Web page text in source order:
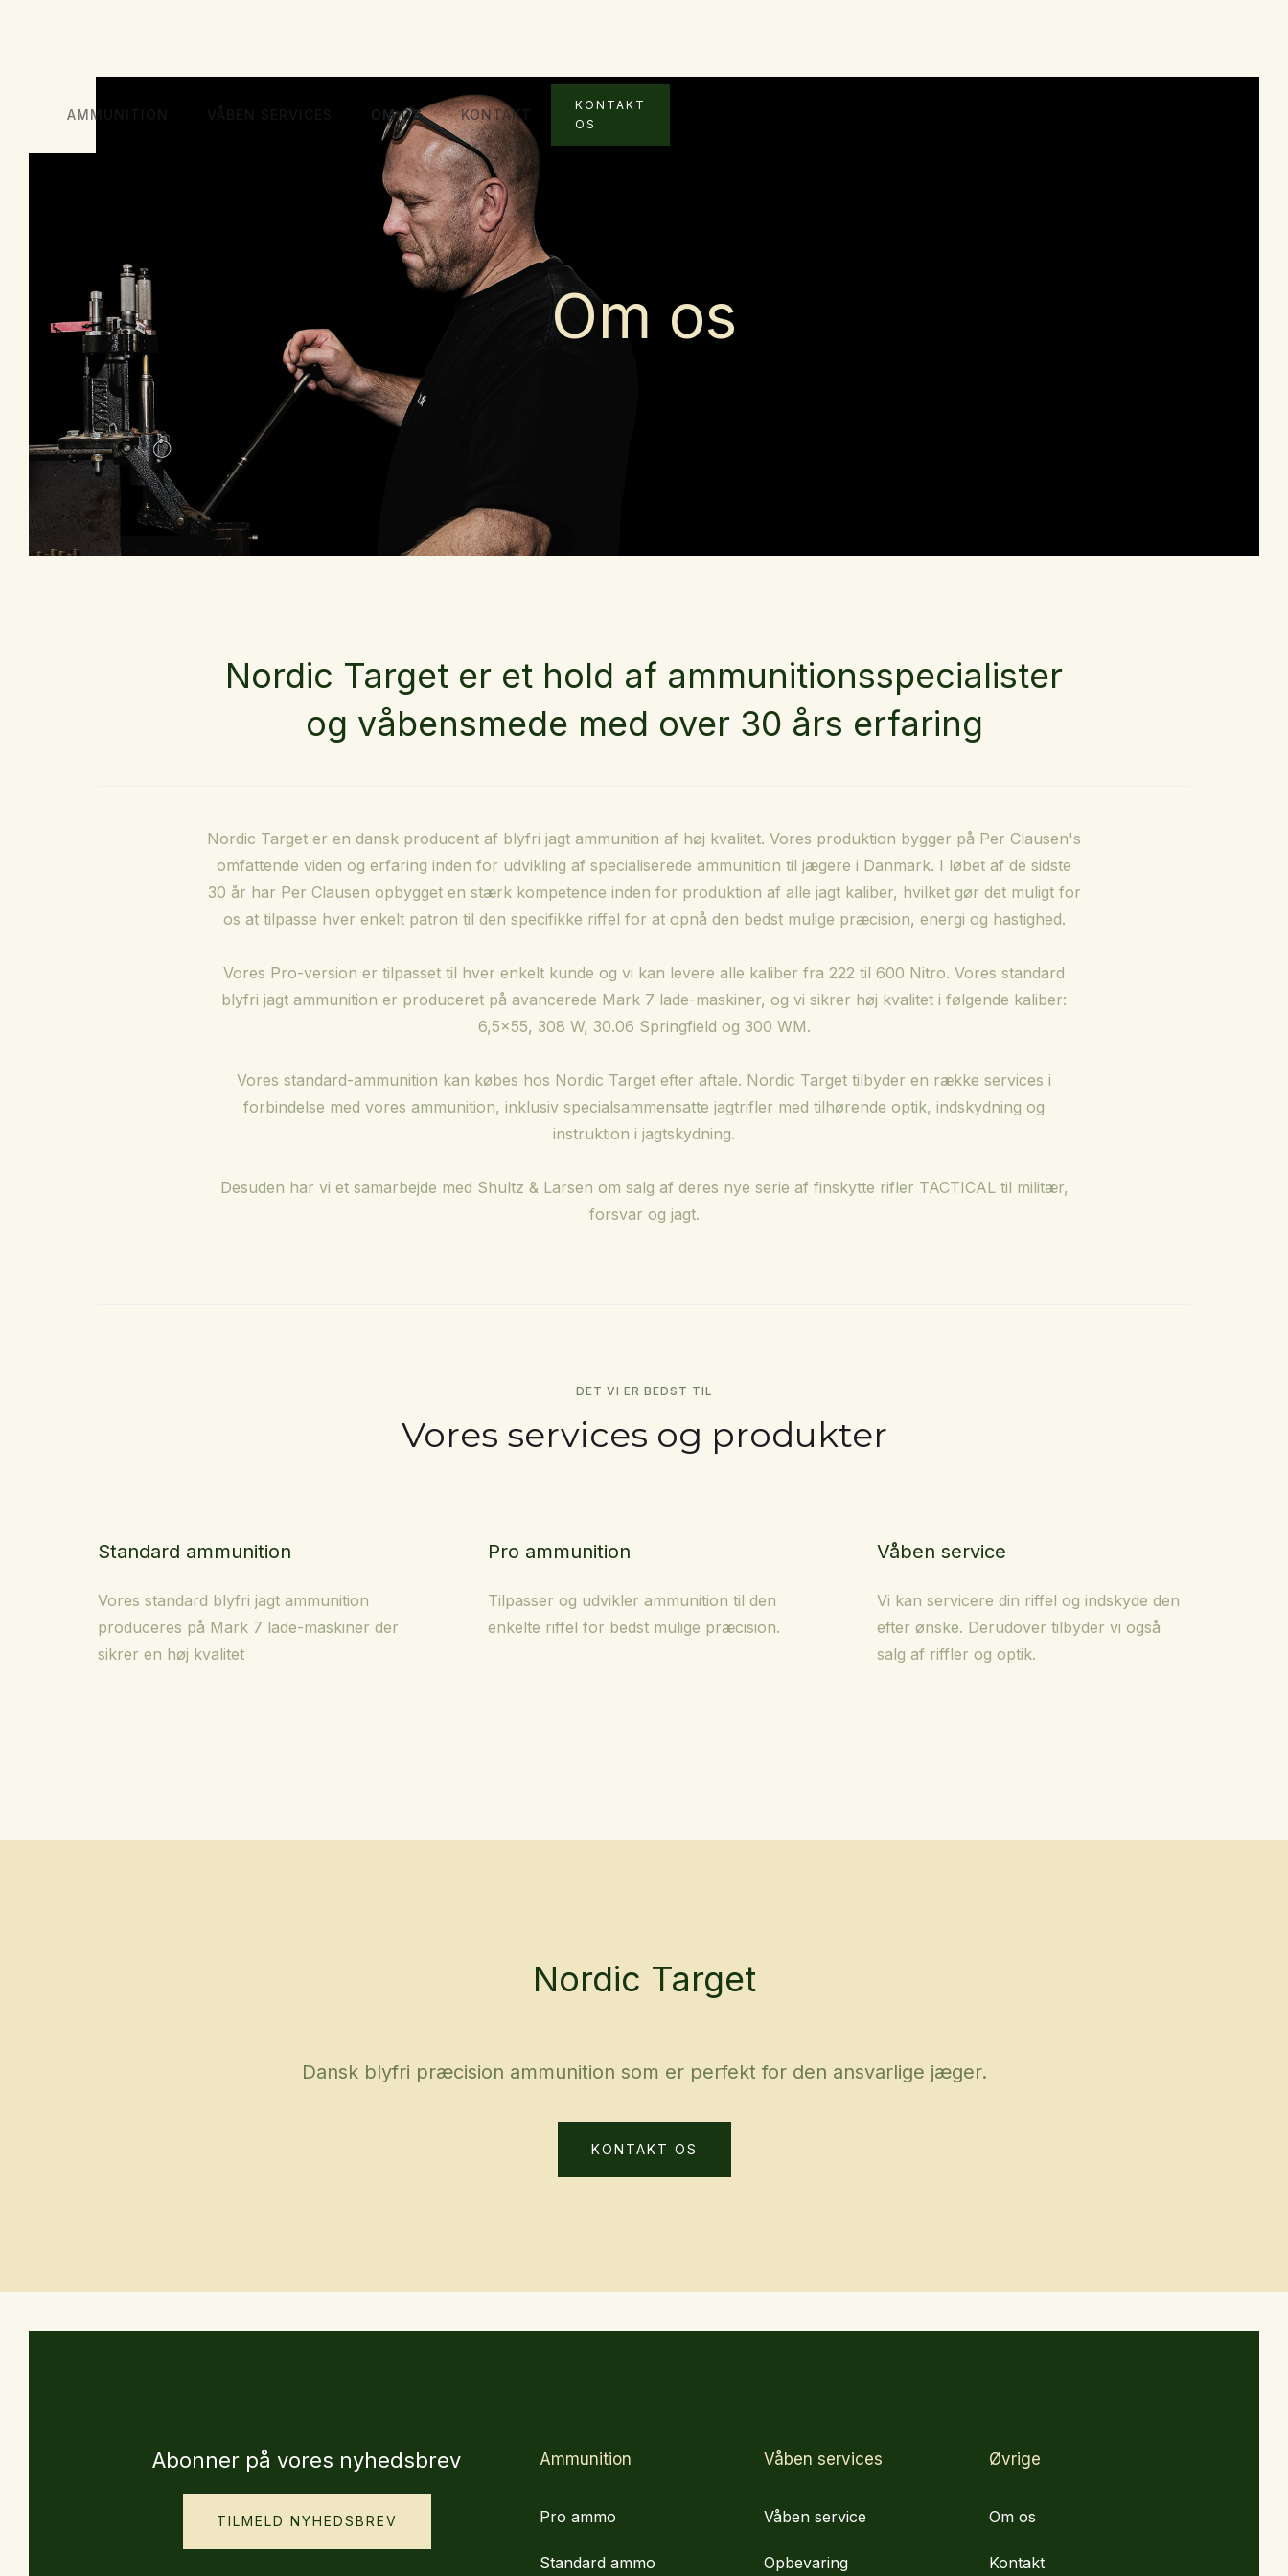
AMMUNITION OM OS KONTAKT
KONTAKT
OS
Om os
Nordic Target er et hold af ammunitionsspecialister
og våbensmede med over 30 års erfaring
Nordic Target er en dansk producent af blyfri jagt ammunition af høj kvalitet. Vores produktion bygger på Per Clausen's
omfattende viden og erfaring inden for udvikling af specialiserede ammunition til jægere i Danmark. I løbet af de sidste
30 år har Per Clausen opbygget en stærk kompetence inden for produktion af alle jagt kaliber, hvilket gør det muligt for
os at tilpasse hver enkelt patron til den specifikke riffel for at opnå den bedst mulige præcision, energi og hastighed.
Vores Pro-version er tilpasset til hver enkelt kunde og vi kan levere alle kaliber fra 222 til 600 Nitro. Vores standard
blyfri jagt ammunition er produceret på avancerede Mark 7 lade-maskiner, og vi sikrer høj kvalitet i følgende kaliber:
6,5x55, 308 W, 30.06 Springfield og 300 WM.
Vores standard-ammunition kan købes hos Nordic Target efter aftale. Nordic Target tilbyder en række services i
forbindelse med vores ammunition, inklusiv specialsammensatte jagtrifler med tilhørende optik, indskydning og
instruktion i jagtskydning.
Desuden har vi et samarbejde med Shultz & Larsen om salg af deres nye serie af finskytte rifler TACTICAL til militær,
forsvar og jagt.
DET VI ER BEDST TIL
Vores services og produkter
Standard ammunition
Vores standard blyfri jagt ammunition
produceres på Mark 7 lade-maskiner der
sikrer en høj kvalitet
Pro ammunition
Tilpasser og udvikler ammunition til den
enkelte riffel for bedst mulige præcision.
Våben service
Vi kan servicere din riffel og indskyde den
efter ønske. Derudover tilbyder vi også
salg af riffler og optik.
Nordic Target
Dansk blyfri præcision ammunition som er perfekt for den ansvarlige jæger.
KONTAKT OS
Abonner på vores nyhedsbrev
TILMELD NYHEDSBREV
Ammunition
Pro ammo
Standard ammo
Våben services
Våben service
Opbevaring
Øvrige
Om os
Kontakt